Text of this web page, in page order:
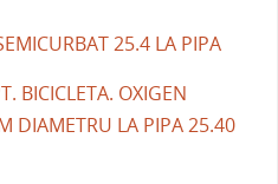
25.4 LA PIPA
BICICLETA. OXIGEN
DIAMETRU LA PIPA 25.40